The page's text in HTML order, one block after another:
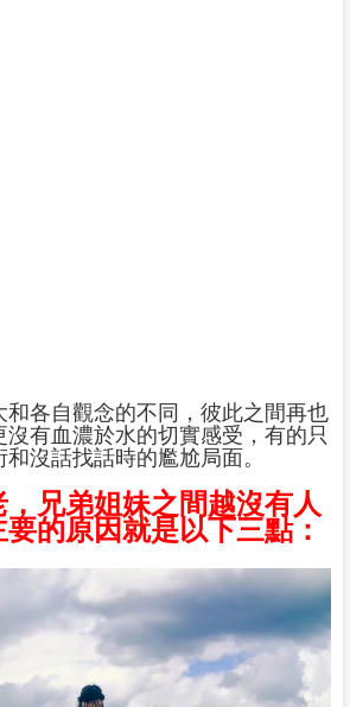
和各自觀念的不同，彼此之間再也
有血濃於水的切實感受，有的只
沒話找話時的尷尬局面。
兄弟姐妹之間越沒有人
的原因就是以下三點：